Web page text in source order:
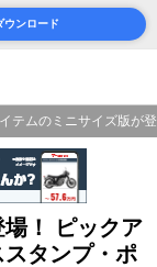
ウンロード
テムのミニサイズ版が
！ ピックア
タンプ・ポ